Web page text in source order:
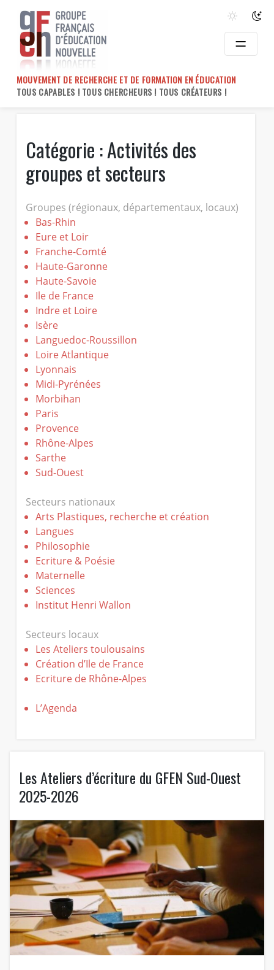
content
MOUVEMENT DE RECHERCHE ET DE FORMATION EN ÉDUCATION
TOUS CAPABLES ! TOUS CHERCHEURS ! TOUS CRÉATEURS !
Catégorie :Activités des
groupes et secteurs
Groupes (régionaux, départementaux, locaux)
Bas-Rhin
Eure et Loir
Franche-Comté
Haute-Garonne
Haute-Savoie
Ile de France
Indre et Loire
Isère
Languedoc-Roussillon
Loire Atlantique
Lyonnais
Midi-Pyrénées
Morbihan
Paris
Provence
Rhône-Alpes
Sarthe
Sud-Ouest
Secteurs nationaux
Arts Plastiques, recherche et création
Langues
Philosophie
Ecriture & Poésie
Maternelle
Sciences
Institut Henri Wallon
Secteurs locaux
Les Ateliers toulousains
Création d’Ile de France
Ecriture de Rhône-Alpes
L’Agenda
Les Ateliers d’écriture du GFEN Sud-Ouest
2025-2026